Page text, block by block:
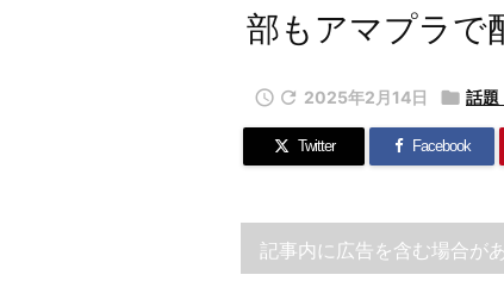
部もアマプラで
  2025年2月14日  話題
Twitter Facebook
記事内に広告を含む場合があ